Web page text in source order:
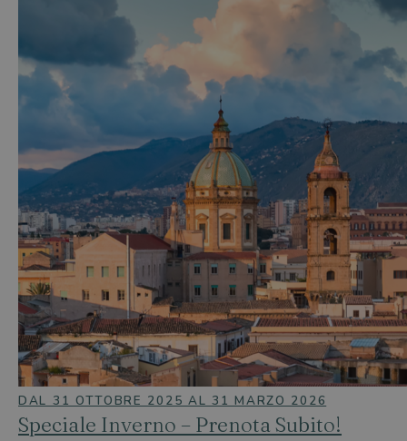
DAL 31 OTTOBRE 2025 AL 31 MARZO 2026
Speciale Inverno – Prenota Subito!